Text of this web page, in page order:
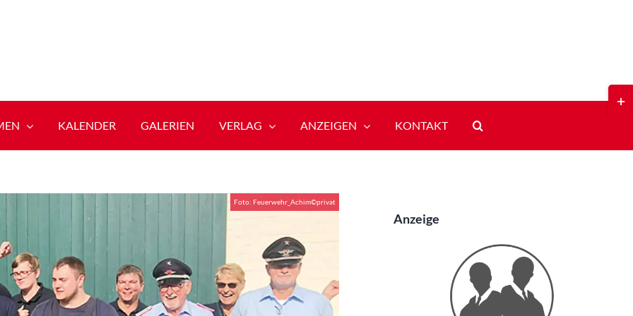
KALENDER GALERIEN VERLAG ANZEIGEN KONTAKT
Foto: Feuerwehr_Achim©privat
Anzeige